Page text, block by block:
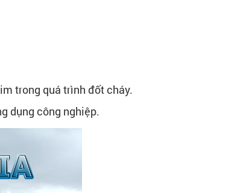
trong quá trình đốt cháy.
dụng công nghiệp.